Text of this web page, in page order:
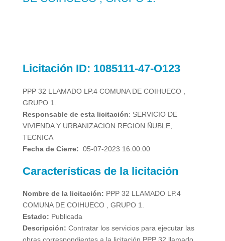
Licitación ID: 1085111-47-O123
PPP 32 LLAMADO LP.4 COMUNA DE COIHUECO ,
GRUPO 1.
Responsable de esta licitación: SERVICIO DE
VIVIENDA Y URBANIZACION REGION ÑUBLE,
TECNICA
Fecha de Cierre: 05-07-2023 16:00:00
Características de la licitación
Nombre de la licitación: PPP 32 LLAMADO LP.4
COMUNA DE COIHUECO , GRUPO 1.
Estado: Publicada
Descripción: Contratar los servicios para ejecutar las